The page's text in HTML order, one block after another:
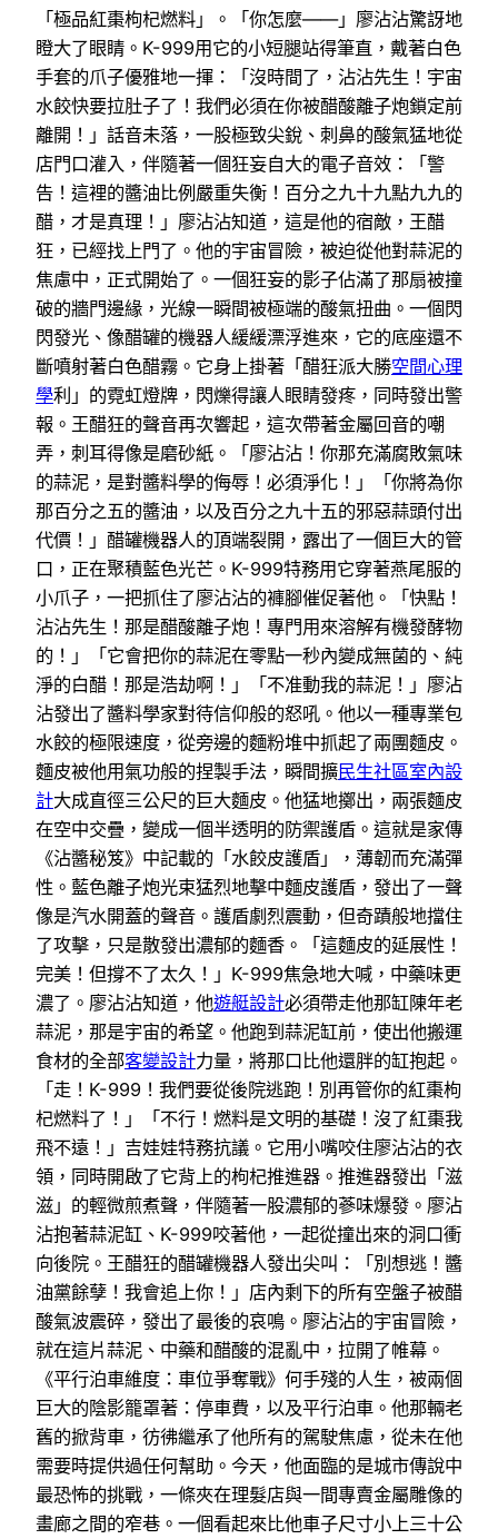
「極品紅棗枸杞燃料」。「你怎麼——」廖沾沾驚訝地
瞪大了眼睛。K-999用它的小短腿站得筆直，戴著白色
手套的爪子優雅地一揮：「沒時間了，沾沾先生！宇宙
水餃快要拉肚子了！我們必須在你被醋酸離子炮鎖定前
離開！」話音未落，一股極致尖銳、刺鼻的酸氣猛地從
店門口灌入，伴隨著一個狂妄自大的電子音效：「警
告！這裡的醬油比例嚴重失衡！百分之九十九點九九的
醋，才是真理！」廖沾沾知道，這是他的宿敵，王醋
狂，已經找上門了。他的宇宙冒險，被迫從他對蒜泥的
焦慮中，正式開始了。一個狂妄的影子佔滿了那扇被撞
破的牆門邊緣，光線一瞬間被極端的酸氣扭曲。一個閃
閃發光、像醋罐的機器人緩緩漂浮進來，它的底座還不
斷噴射著白色醋霧。它身上掛著「醋狂派大勝空間心理
學利」的霓虹燈牌，閃爍得讓人眼睛發疼，同時發出警
報。王醋狂的聲音再次響起，這次帶著金屬回音的嘲
弄，刺耳得像是磨砂紙。「廖沾沾！你那充滿腐敗氣味
的蒜泥，是對醬料學的侮辱！必須淨化！」「你將為你
那百分之五的醬油，以及百分之九十五的邪惡蒜頭付出
代價！」醋罐機器人的頂端裂開，露出了一個巨大的管
口，正在聚積藍色光芒。K-999特務用它穿著燕尾服的
小爪子，一把抓住了廖沾沾的褲腳催促著他。「快點！
沾沾先生！那是醋酸離子炮！專門用來溶解有機發酵物
的！」「它會把你的蒜泥在零點一秒內變成無菌的、純
淨的白醋！那是浩劫啊！」「不准動我的蒜泥！」廖沾
沾發出了醬料學家對待信仰般的怒吼。他以一種專業包
水餃的極限速度，從旁邊的麵粉堆中抓起了兩團麵皮。
麵皮被他用氣功般的捏製手法，瞬間擴民生社區室內設
計大成直徑三公尺的巨大麵皮。他猛地擲出，兩張麵皮
在空中交疊，變成一個半透明的防禦護盾。這就是家傳
《沾醬秘笈》中記載的「水餃皮護盾」，薄韌而充滿彈
性。藍色離子炮光束猛烈地擊中麵皮護盾，發出了一聲
像是汽水開蓋的聲音。護盾劇烈震動，但奇蹟般地擋住
了攻擊，只是散發出濃郁的麵香。「這麵皮的延展性！
完美！但撐不了太久！」K-999焦急地大喊，中藥味更
濃了。廖沾沾知道，他遊艇設計必須帶走他那缸陳年老
蒜泥，那是宇宙的希望。他跑到蒜泥缸前，使出他搬運
食材的全部客變設計力量，將那口比他還胖的缸抱起。
「走！K-999！我們要從後院逃跑！別再管你的紅棗枸
杞燃料了！」「不行！燃料是文明的基礎！沒了紅棗我
飛不遠！」吉娃娃特務抗議。它用小嘴咬住廖沾沾的衣
領，同時開啟了它背上的枸杞推進器。推進器發出「滋
滋」的輕微煎煮聲，伴隨著一股濃郁的蔘味爆發。廖沾
沾抱著蒜泥缸、K-999咬著他，一起從撞出來的洞口衝
向後院。王醋狂的醋罐機器人發出尖叫：「別想逃！醬
油黨餘孽！我會追上你！」店內剩下的所有空盤子被醋
酸氣波震碎，發出了最後的哀鳴。廖沾沾的宇宙冒險，
就在這片蒜泥、中藥和醋酸的混亂中，拉開了帷幕。
《平行泊車維度：車位爭奪戰》何手殘的人生，被兩個
巨大的陰影籠罩著：停車費，以及平行泊車。他那輛老
舊的掀背車，彷彿繼承了他所有的駕駛焦慮，從未在他
需要時提供過任何幫助。今天，他面臨的是城市傳說中
最恐怖的挑戰，一條夾在理髮店與一間專賣金屬雕像的
畫廊之間的窄巷。一個看起來比他車子尺寸小上三十公